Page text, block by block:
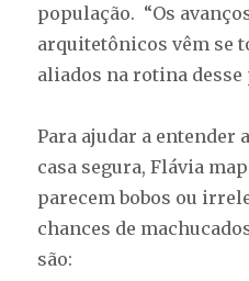
população. “Os
arquitetônicos vêm se
aliados na rotina desse
Para ajudar a entender
casa segura, Flávia
parecem bobos ou
chances de
são: